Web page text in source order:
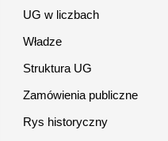
UG w liczbach
Władze
Struktura UG
Zamówienia publiczne
Rys historyczny